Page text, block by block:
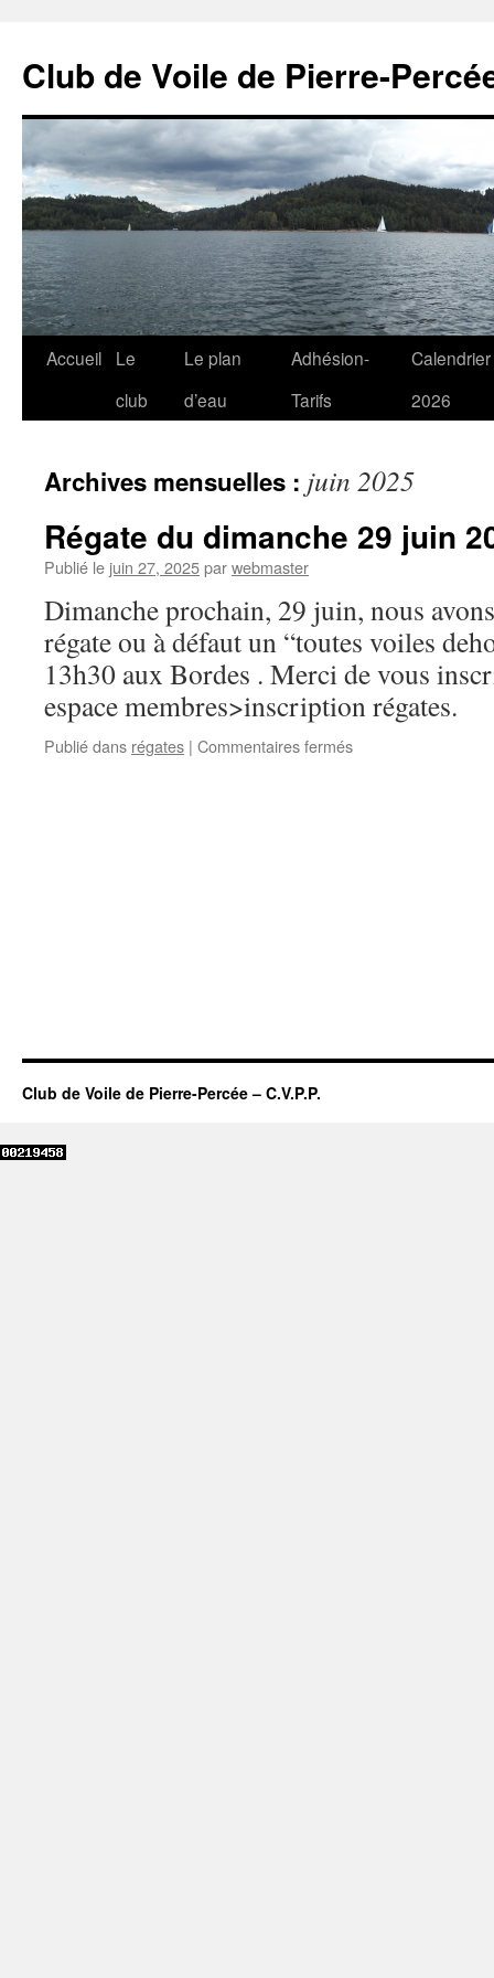
Club de Voile de Pierre-
Aller
Accueil
Le
club
Le plan
d’eau
Adhésion-
Tarifs
Calendrier
2026
Archives mensuelles : juin 2025
Régate du dimanche 29 juin
Publié le juin 27, 2025parwebmaster
Dimanche prochain, 29 juin, nous
régate ou à défaut un “toutes voiles
13h30 aux Bordes . Merci de vous
espace membres>inscription régates.
Publié dans régates | Commentaires ferméssur
Club de Voile de Pierre-Percée – C.V.P.P.